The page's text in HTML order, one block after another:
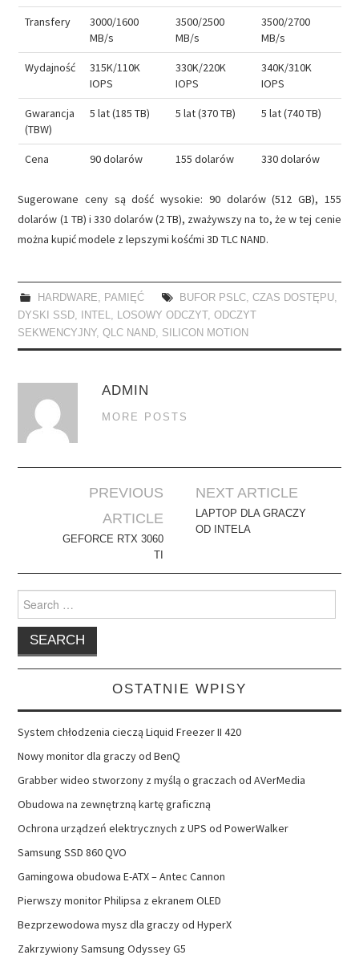
Transfery
3000/1600
MB/s
3500/2500
MB/s
3500/2700
MB/s
Wydajność
315K/110K
IOPS
330K/220K
IOPS
340K/310K
IOPS
Gwarancja
(TBW)
5 lat (185 TB) 5 lat (370 TB) 5 lat (740 TB)
Cena 90 dolarów 155 dolarów 330 dolarów
Sugerowane ceny są dość wysokie: 90 dolarów (512 GB), 155
dolarów (1 TB) i 330 dolarów (2 TB), zważywszy na to, że w tej cenie
można kupić modele z lepszymi kośćmi 3D TLC NAND.
HARDWARE PAMIĘĆ BUFOR PSLC, CZAS DOSTĘPU,
DYSKI SSD
INTEL LOSOWY ODCZYT,ODCZYT
SEKWENCYJNY,QLC NAND SILICON MOTION
ADMIN
MORE POSTS
navigation
PREVIOUS
ARTICLE
GEFORCE RTX 3060
TI
NEXT ARTICLE
LAPTOP DLA GRACZY
OD INTELA
for:
OSTATNIE WPISY
System chłodzenia cieczą Liquid Freezer II 420
Nowy monitor dla graczy od BenQ
Grabber wideo stworzony z myślą o graczach od AVerMedia
Obudowa na zewnętrzną kartę graficzną
Ochrona urządzeń elektrycznych z UPS od PowerWalker
Samsung SSD 860 QVO
Gamingowa obudowa E-ATX – Antec Cannon
Pierwszy monitor Philipsa z ekranem OLED
Bezprzewodowa mysz dla graczy od HyperX
Zakrzywiony Samsung Odyssey G5